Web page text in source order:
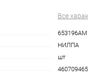
Все
653196АМ
НИЛПА
шт